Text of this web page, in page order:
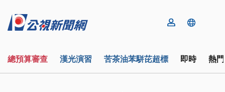
總預算審查 漢光演習 苦茶油苯駢芘超標 即時 熱